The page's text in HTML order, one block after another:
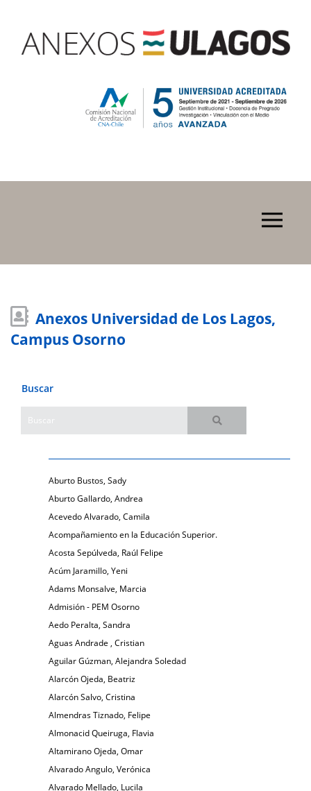
Anexos Universidad de Los Lagos,
Campus Osorno
Buscar
Aburto Bustos, Sady
Aburto Gallardo, Andrea
Acevedo Alvarado, Camila
Acompañamiento en la Educación Superior.
Acosta Sepúlveda, Raúl Felipe
Acúm Jaramillo, Yeni
Adams Monsalve, Marcia
Admisión - PEM Osorno
Aedo Peralta, Sandra
Aguas Andrade , Cristian
Aguilar Gúzman, Alejandra Soledad
Alarcón Ojeda, Beatriz
Alarcón Salvo, Cristina
Almendras Tiznado, Felipe
Almonacid Queiruga, Flavia
Altamirano Ojeda, Omar
Alvarado Angulo, Verónica
Alvarado Mellado, Lucila